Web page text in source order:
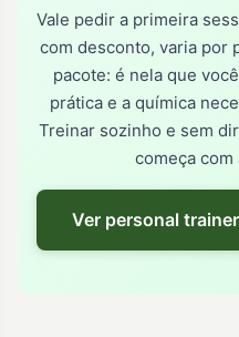
Vale pedir a primeira
com desconto, varia por
pacote: é nela que
prática e a química
Treinar sozinho e sem
começa com
Ver personal